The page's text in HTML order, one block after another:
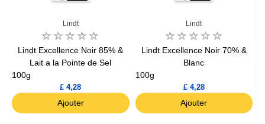
Lindt
Lindt Excellence Noir 85% &
Lait a la Pointe de Sel
100g
£ 4,28
Ajouter
Lindt
Lindt Excellence Noir 70% &
Blanc
100g
£ 4,28
Ajouter